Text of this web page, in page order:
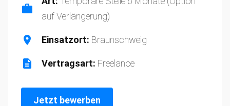
auf Verlängerung)
Einsatzort: Braunschweig
Vertragsart: Freelance
Jetzt bewerben